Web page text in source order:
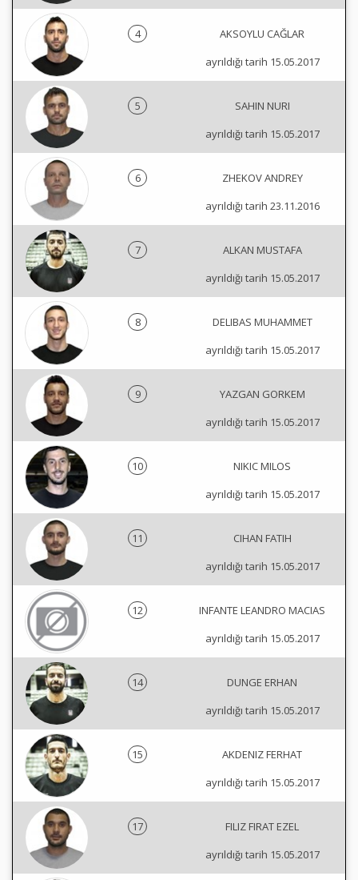
4
AKSOYLU CAĞLAR
ayrıldığı tarih 15.05.2017
5
SAHIN NURI
ayrıldığı tarih 15.05.2017
6
ZHEKOV ANDREY
ayrıldığı tarih 23.11.2016
7
ALKAN MUSTAFA
ayrıldığı tarih 15.05.2017
8
DELIBAS MUHAMMET
ayrıldığı tarih 15.05.2017
9
YAZGAN GORKEM
ayrıldığı tarih 15.05.2017
10
NIKIC MILOS
ayrıldığı tarih 15.05.2017
11
CIHAN FATIH
ayrıldığı tarih 15.05.2017
12
INFANTE LEANDRO MACIAS
ayrıldığı tarih 15.05.2017
14
DUNGE ERHAN
ayrıldığı tarih 15.05.2017
15
AKDENIZ FERHAT
ayrıldığı tarih 15.05.2017
17
FILIZ FIRAT EZEL
ayrıldığı tarih 15.05.2017